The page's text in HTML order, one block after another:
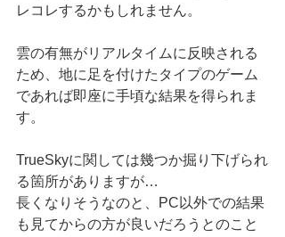
レコレするかもしれません。
雲の有無がリアルタイムに反映される
ため、地に足を付けたタイプのゲーム
であれば即座に手頃な結果を得られま
す。
TrueSkyに関しては幾つか掘り下げられ
る箇所がありますが…
長くなりそうなのと、PC以外での結果
も見てからの方が良いだろうとのこと